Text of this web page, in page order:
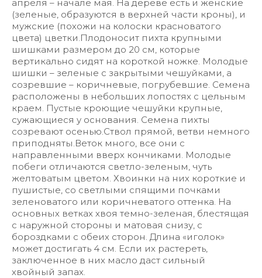
апреля – начале мая. На дереве есть и женские
(зеленые, образуются в верхней части кроны), и
мужские (похожи на колоски красноватого
цвета) цветки.Плодоносит пихта крупными
шишками размером до 20 см, которые
вертикально сидят на короткой ножке. Молодые
шишки – зеленые с закрытыми чешуйками, а
созревшие – коричневые, погрубевшие. Семена
расположены в небольших лопостях с цельным
краем. Пустые кроющие чешуйки крупные,
сужающиеся у основания. Семена пихты
созревают осенью.Ствол прямой, ветви немного
приподняты.Веток много, все они с
направленными вверх кончиками. Молодые
побеги отличаются светло-зеленым, чуть
желтоватым цветом. Хвоинки на них короткие и
пушистые, со светлыми спящими почками
зеленоватого или коричневатого оттенка. На
основных ветках хвоя темно-зеленая, блестящая
с наружной стороны и матовая снизу, с
бороздками с обеих сторон. Длина «иголок»
может достигать 4 см. Если их растереть,
заключенное в них масло даст сильный
хвойный запах.